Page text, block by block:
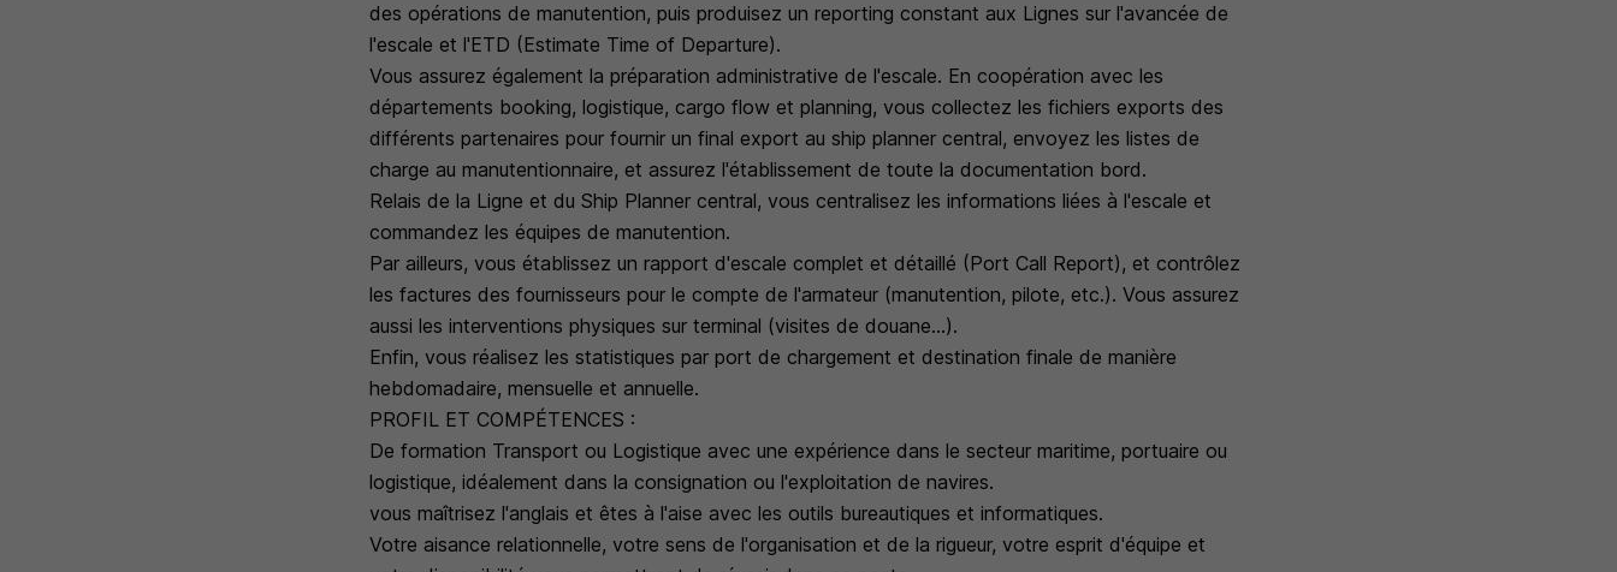
des opérations de manutention, puis produisez un reporting constant aux Lignes sur l'avancée de
l'escale et l'ETD (Estimate Time of Departure).
Vous assurez également la préparation administrative de l'escale. En coopération avec les
départements booking, logistique, cargo flow et planning, vous collectez les fichiers exports des
différents partenaires pour fournir un final export au ship planner central, envoyez les listes de
charge au manutentionnaire, et assurez l'établissement de toute la documentation bord.
Relais de la Ligne et du Ship Planner central, vous centralisez les informations liées à l'escale et
commandez les équipes de manutention.
Par ailleurs, vous établissez un rapport d'escale complet et détaillé (Port Call Report), et contrôlez
les factures des fournisseurs pour le compte de l'armateur (manutention, pilote, etc.). Vous assurez
aussi les interventions physiques sur terminal (visites de douane...).
Enfin, vous réalisez les statistiques par port de chargement et destination finale de manière
hebdomadaire, mensuelle et annuelle.
PROFIL ET COMPÉTENCES :
De formation Transport ou Logistique avec une expérience dans le secteur maritime, portuaire ou
logistique, idéalement dans la consignation ou l'exploitation de navires.
vous maîtrisez l'anglais et êtes à l'aise avec les outils bureautiques et informatiques.
Votre aisance relationnelle, votre sens de l'organisation et de la rigueur, votre esprit d'équipe et